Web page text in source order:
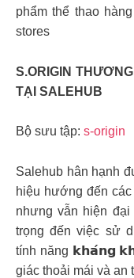
phẩm thể thao
stores
S.ORIGIN
TẠI SALEHUB
Bộ sưu tập: s-origin
Salehub hân hạnh
hiệu hướng đến
nhưng vẫn hiện
trọng đến việc sử
tính năng 𝗸𝗵𝗮́𝗻𝗴
giác thoải mái và an